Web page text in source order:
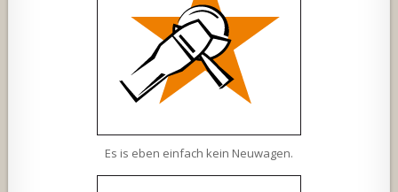
Es is eben einfach kein Neuwagen.